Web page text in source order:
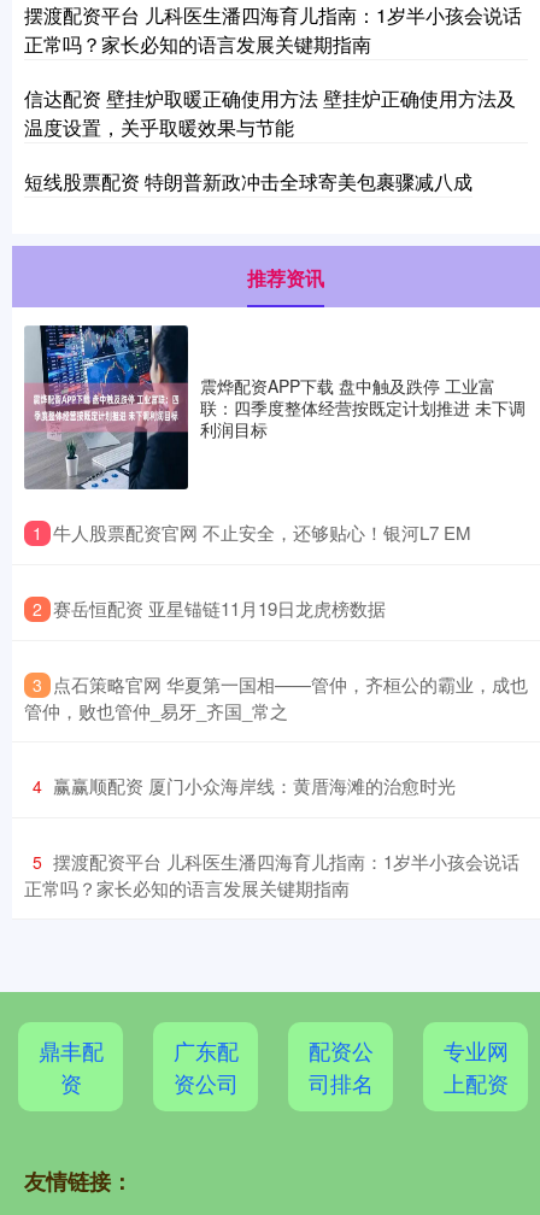
摆渡配资平台 儿科医生潘四海育儿指南：1岁半小孩会说话
正常吗？家长必知的语言发展关键期指南
信达配资 壁挂炉取暖正确使用方法 壁挂炉正确使用方法及
温度设置，关乎取暖效果与节能
短线股票配资 特朗普新政冲击全球寄美包裹骤减八成
推荐资讯
震烨配资APP下载 盘中触及跌停 工业富
联：四季度整体经营按既定计划推进 未下调
利润目标
1 ​牛人股票配资官网 不止安全，还够贴心！银河L7 EM
2 ​赛岳恒配资 亚星锚链11月19日龙虎榜数据
3 ​点石策略官网 华夏第一国相——管仲，齐桓公的霸业，成也
管仲，败也管仲_易牙_齐国_常之
4 ​赢赢顺配资 厦门小众海岸线：黄厝海滩的治愈时光
5 ​摆渡配资平台 儿科医生潘四海育儿指南：1岁半小孩会说话
正常吗？家长必知的语言发展关键期指南
鼎丰配
资
广东配
资公司
配资公
司排名
专业网
上配资
友情链接：